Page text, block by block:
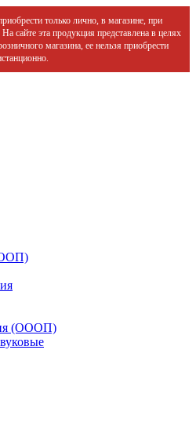
только лично, в магазине, при
сайте эта продукция представлена в целях
магазина, ее нельзя приобрести
(ОООП)